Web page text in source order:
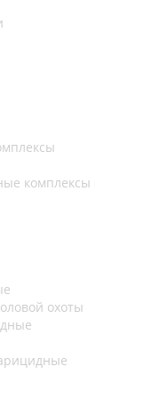
комплексы
охоты